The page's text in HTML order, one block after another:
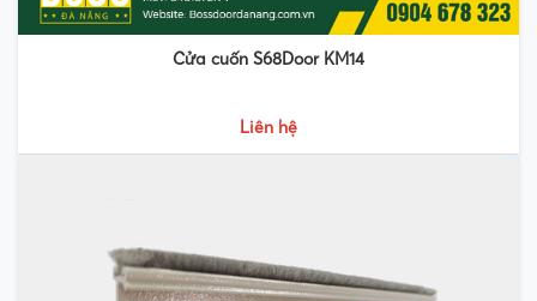
Cửa cuốn S68Door KM14
Liên hệ